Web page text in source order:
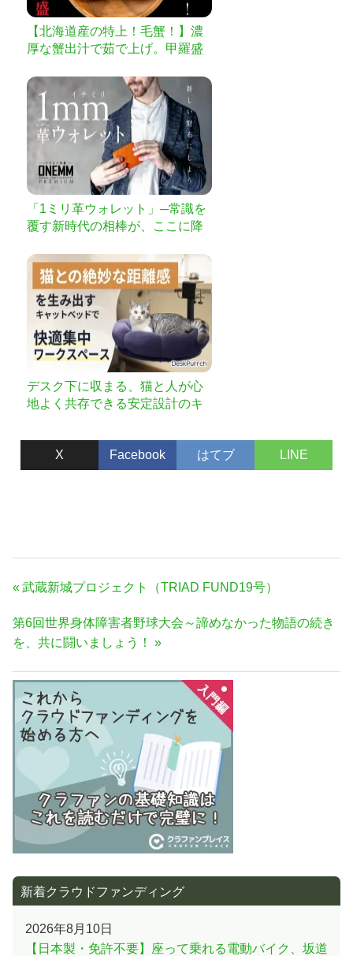
【北海道産の特上！毛蟹！】濃
厚な蟹出汁で茹で上げ。甲羅盛
「1ミリ革ウォレット」─常識を
覆す新時代の相棒が、ここに降
デスク下に収まる、猫と人が心
地よく共存できる安定設計のキ
X Facebook はてブ LINE
投
ナ
ビ
ゲ
ー
シ
ョ
ン
前
記
事:
武蔵新城プロジェクト（TRIAD FUND19号）
次
の
事:
第6回世界身体障害者野球大会～諦めなかった物語の続き
を、共に闘いましょう！
新着クラウドファンディング
2026年8月10日
【日本製・免許不要】座って乗れる電動バイク、坂道